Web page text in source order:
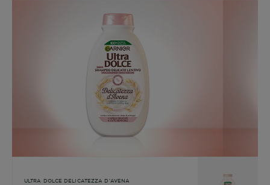
ULTRA DOLCE DELICATEZZA D'AVENA